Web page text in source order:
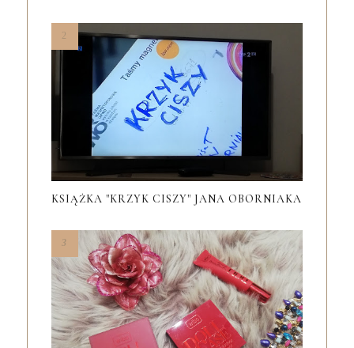
KSIĄŻKA "KRZYK CISZY" JANA OBORNIAKA